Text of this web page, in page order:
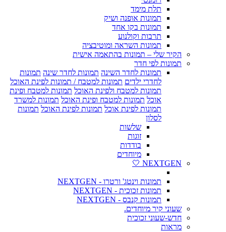
תלת מימד
תמונות אופנה ושיק
תמונות בקו אחד
תרבות וקולנוע
תמונות השראה ומוטיבציה
הקיר שלי – תמונות בהתאמה אישית
תמונות לפי חדר
תמונות לחדר השינה תמונות לחדר שינה תמונות
לחדרי ילדים תמונות למטבח / תמונות לפינת האוכל
תמונות למטבח ולפינת האוכל תמונות למטבח ופינת
אוכל תמונות למטבח ופינת האוכל תמונות למשרד
תמונות לפינת אוכל תמונות לפינת האוכל תמונות
לסלון
שלשות
זוגות
בודדות
מיוחדים
NEXTGEN 🤍
תמונות וינטג' ורטרו - NEXTGEN
תמונות זכוכית - NEXTGEN
תמונות קנבס - NEXTGEN
שעוני קיר מיוחדים.
חדש-שעוני זכוכית
מראות